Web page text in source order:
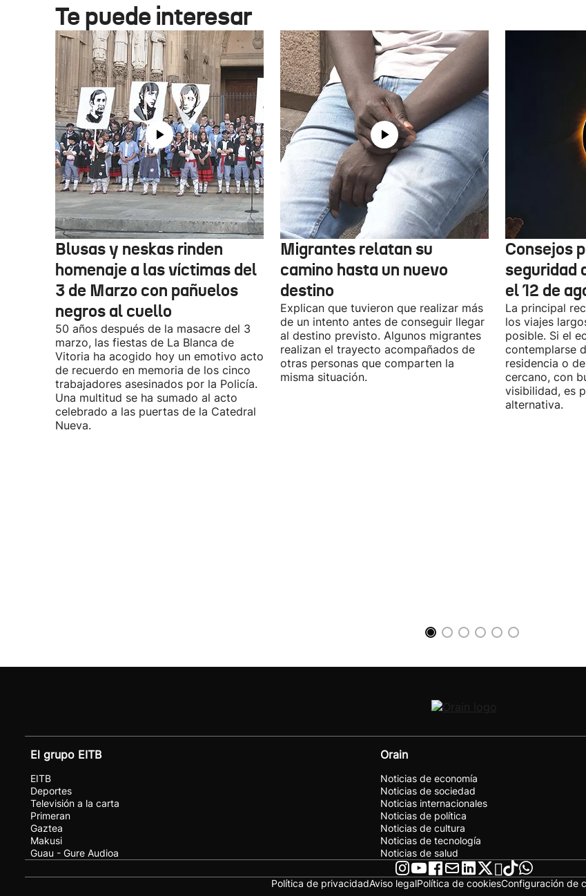
Te puede interesar
Blusas y neskas rinden
homenaje a las víctimas del
3 de Marzo con pañuelos
negros al cuello
50 años después de la masacre del 3
marzo, las fiestas de La Blanca de
Vitoria ha acogido hoy un emotivo acto
de recuerdo en memoria de los cinco
trabajadores asesinados por la Policía.
Una multitud se ha sumado al acto
celebrado a las puertas de la Catedral
Nueva.
Migrantes relatan su
camino hasta un nuevo
destino
Explican que tuvieron que realizar más
de un intento antes de conseguir llegar
al destino previsto. Algunos migrantes
realizan el trayecto acompañados de
otras personas que comparten la
misma situación.
Consejos
seguridad
el 12 de
La principal
los viajes
posible. Si el
contemplarse
residencia o
cercano, con
visibilidad, es
alternativa.
El grupo EITB
EITB
Deportes
Televisión a la carta
Primeran
Gaztea
Makusi
Guau - Gure Audioa
Orain
Noticias de economía
Noticias de sociedad
Noticias internacionales
Noticias de política
Noticias de cultura
Noticias de tecnología
Noticias de salud
Política de privacidadAviso legalPolítica de cookiesConfiguración de